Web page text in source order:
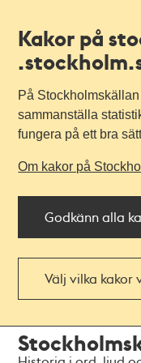
Kakor på
På
sammanställa
fungera på ett bra
Om kakor på
Godkänn alla
Välj vilka kakor
navigationen
huvudinnehållet